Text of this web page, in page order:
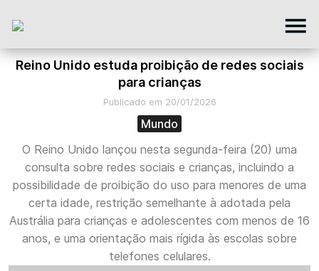
Reino Unido estuda proibição de redes sociais
para crianças
Publicado em 20/01/2026
Mundo
O Reino Unido lançou nesta segunda-feira (20) uma
consulta sobre redes sociais e crianças, incluindo a
possibilidade de proibição do uso para menores de uma
certa idade, restrição semelhante à adotada pela
Austrália para crianças e adolescentes com menos de 16
anos, e uma orientação mais rígida às escolas sobre
telefones celulares.